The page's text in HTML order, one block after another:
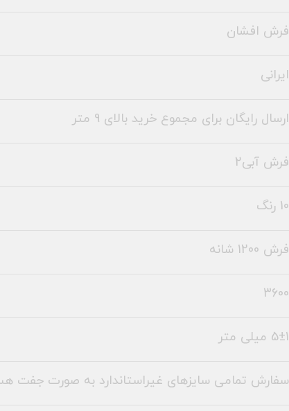
فرش افشان
ایرانی
ارسال رایگان برای مجموع خرید بالای 9 متر
فرش آبی2
10 رنگ
فرش 1200 شانه
3600
5±1 میلی متر
سفارش تمامی سایزهای غیراستاندارد به صورت جفت